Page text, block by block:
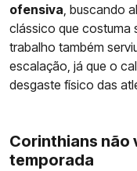
ofensiva, buscando
clássico que costuma
trabalho também
escalação, já que o
desgaste físico das
Corinthians não
temporada